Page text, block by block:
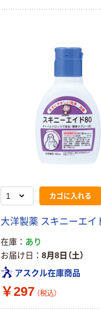
カゴに入れる
大洋製薬 スキニーエイ
在庫
あり
お届け日
8月8日（土）
アスクル在庫商品
￥297 （税込）